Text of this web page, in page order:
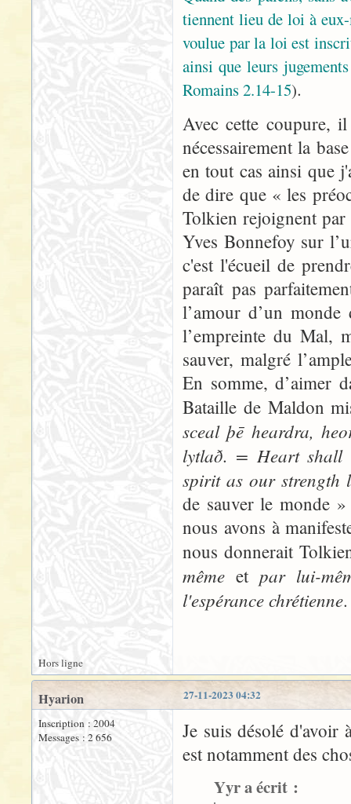
tiennent lieu de loi à
voulue par la loi est
ainsi que leurs
Romains 2.14-15).
Avec cette coupure,
nécessairement la
en tout cas ainsi que
de dire que « les
Tolkien rejoignent par
Yves Bonnefoy sur
c'est l'écueil de
paraît pas
l’amour d’un
l’empreinte du Mal,
sauver, malgré
En somme, d’aimer
Bataille de Maldon
sceal þē heardra,
lytlað. = Heart shall
spirit as our strength
de sauver le monde
nous avons à
nous donnerait
même etpar lui-
l'espérance chrétienne.
Hors ligne
27-11-2023 04:32
Hyarion
Inscription : 2004
Messages : 2 656
Je suis désolé
est notamment des
Yyr a écrit :